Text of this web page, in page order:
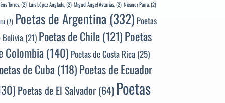
Torres,(2) Luis López Anglada,(2) Miguel Ángel Asturias,(2) Nicanor Parra,(2)
(7) Poetas de Argentina(332) Poetas
Bolivia(21) Poetas de Chile(121)Poetas
Colombia(140) Poetas de Costa Rica(25)
de Cuba (118)Poetas de Ecuador
Poetas de El Salvador(64)Poetas